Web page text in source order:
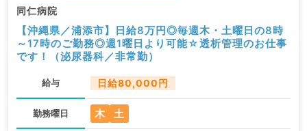
同仁病院
【沖縄県／浦添市】日給8万円◎毎週木・土曜日の8時
～17時のご勤務◎週1曜日より可能☆透析管理のお仕事
です！（泌尿器科／非常勤）
給与 日給80,000円
勤務曜日 木 土